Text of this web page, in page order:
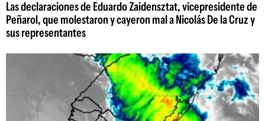
Las declaraciones de Eduardo Zaidensztat, vicepresidente de
Peñarol, que molestaron y cayeron mal a Nicolás De la Cruz y
sus representantes